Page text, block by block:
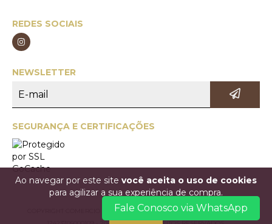
Ao navegar por este site você aceita o uso de cookies
para agilizar a sua experiência de compra.
REDES SOCIAIS
NEWSLETTER
SEGURANÇA E CERTIFICAÇÕES
COPYRIGHT COMERCIO DE MÓVEIS MARCENARIA TIRADENTES LTDA. -
Fale Conosco via WhatsApp